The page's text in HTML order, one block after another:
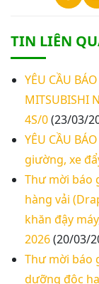
TIN LIÊN
YÊU CẦU
MITSUBISHI
4S/0(23/03/
YÊU CẦU
giường, xe
Thư mời báo
hàng vải
khăn đậy
2026(20/03/
Thư mời báo
dưỡng độc